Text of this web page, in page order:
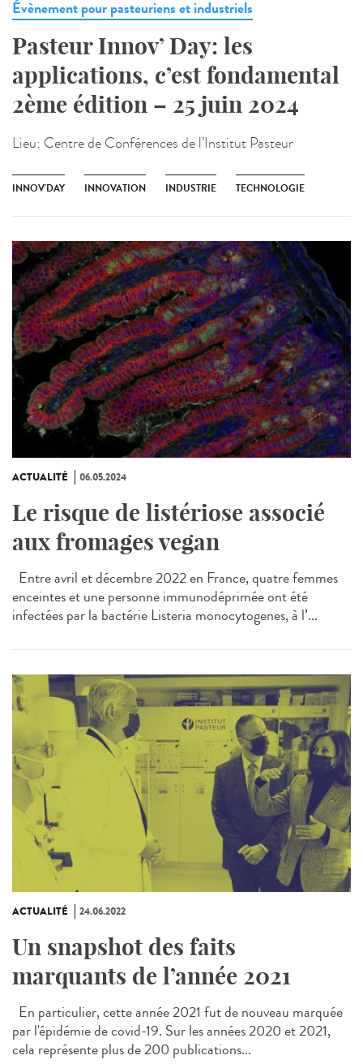
Évènement pour pasteuriens et industriels
Pasteur Innov’ Day: les
applications, c’est fondamental
2ème édition – 25 juin 2024
Lieu: Centre de Conférences de l’Institut Pasteur
INNOV'DAY INNOVATION INDUSTRIE TECHNOLOGIE
ACTUALITÉ 06.05.2024
Le risque de listériose associé
aux fromages vegan
Entre avril et décembre 2022 en France, quatre femmes
enceintes et une personne immunodéprimée ont été
infectées par la bactérie Listeria monocytogenes, à l’...
ACTUALITÉ 24.06.2022
Un snapshot des faits
marquants de l’année 2021
En particulier, cette année 2021 fut de nouveau marquée
par l'épidémie de covid-19. Sur les années 2020 et 2021,
cela représente plus de 200 publications...